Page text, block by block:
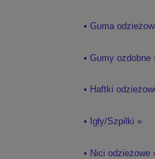
• Guma
• Gumy ozdobne
• Haftki
• Igły/Szpilki »
• Nici odzieżowe